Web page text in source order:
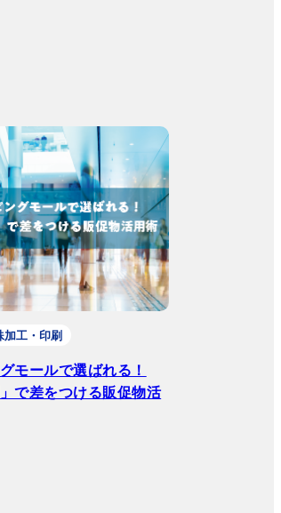
加工・印刷
モールで選ばれる！
」で差をつける販促物活